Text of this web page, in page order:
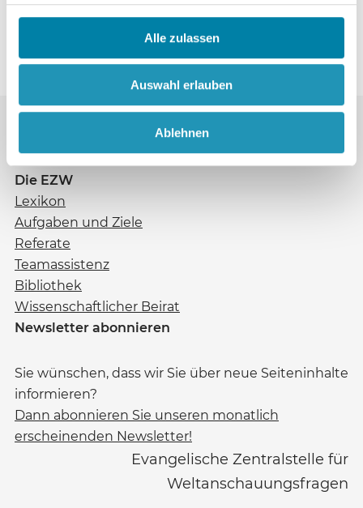
Alle zulassen
Auswahl erlauben
Ablehnen
Die EZW
Lexikon
Aufgaben und Ziele
Referate
Teamassistenz
Bibliothek
Wissenschaftlicher Beirat
Newsletter abonnieren
Sie wünschen, dass wir Sie über neue Seiteninhalte
informieren?
Dann abonnieren Sie unseren monatlich
erscheinenden Newsletter!
Evangelische Zentralstelle für
Weltanschauungsfragen